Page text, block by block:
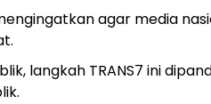
agar media
langkah TRANS7 ini